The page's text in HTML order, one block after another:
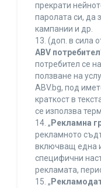
прекрати
паролата си, да
кампании и др.
13. (доп. в сила
ABV потребител
потребител се
ползване на
ABV.bg, под
краткост в
се използва
14. „ Рекламна
рекламното
включващ една
специфични
рекламата,
15. „